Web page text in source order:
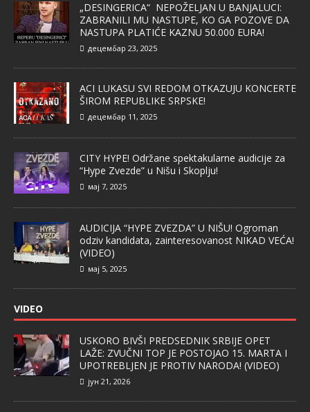
„DESINGERICA“ NEPOŽELJAN U BANJALUCI:
ZABRANILI MU NASTUPE, KO GA POZOVE DA
NASTUPA PLATIĆE KAZNU 50.000 EURA!
децембар 23, 2025
ACI LUKASU SVI REDOM OTKAZUJU KONCERTE
ŠIROM REPUBLIKE SRPSKE!
децембар 11, 2025
CITY HYPE! Održane spektakularne audicije za
“Hype Zvezde” u Nišu i Skoplju!
мај 7, 2025
AUDICIJA “HYPE ZVEZDA” U NIŠU! Ogroman
odziv kandidata, zainteresovanost NIKAD VEĆA!
(VIDEO)
мај 5, 2025
VIDEO
USKORO BIVŠI PREDSEDNIK SRBIJE OPET
LAŽE: ZVUČNI TOP JE POSTOJAO 15. MARTA I
UPOTREBLJEN JE PROTIV NARODA! (VIDEO)
јун 21, 2026